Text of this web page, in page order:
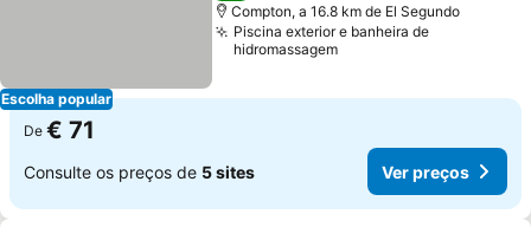
Escolha popular
Compton, a 16.8 km de El Segundo
Piscina exterior e banheira de
hidromassagem
De € 71
Consulte os preços de 5 sites Ver preços